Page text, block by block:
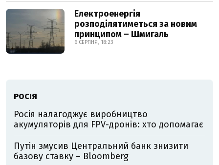
Електроенергія
розподілятиметься за новим
принципом – Шмигаль
6 СЕРПНЯ, 18:23
РОСІЯ
Росія налагоджує виробництво
акумуляторів для FPV-дронів: хто допомагає
Путін змусив Центральний банк знизити
базову ставку – Bloomberg